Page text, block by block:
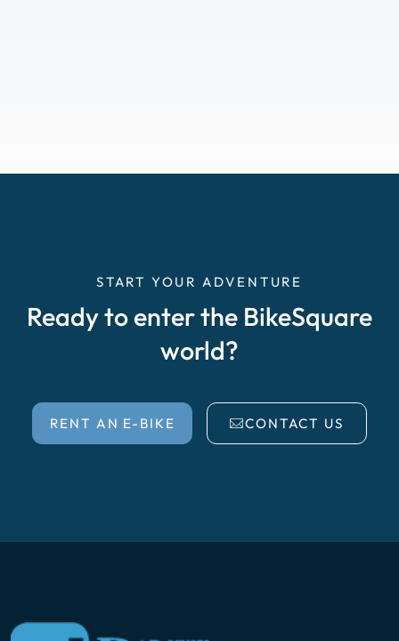
START YOUR ADVENTURE
Ready to enter the BikeSquare
world?
RENT AN E-BIKE CONTACT US